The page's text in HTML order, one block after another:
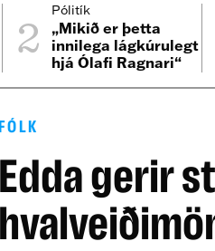
2 Pólitík
„Mikið er þetta
innilega lágkúrulegt
hjá Ólafi Ragnari“
FÓLK
Edda gerir